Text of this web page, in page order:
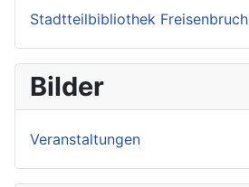
Stadtteilbibliothek Freisenbruch
Bilder
Veranstaltungen